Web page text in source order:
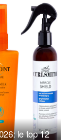
le top 12